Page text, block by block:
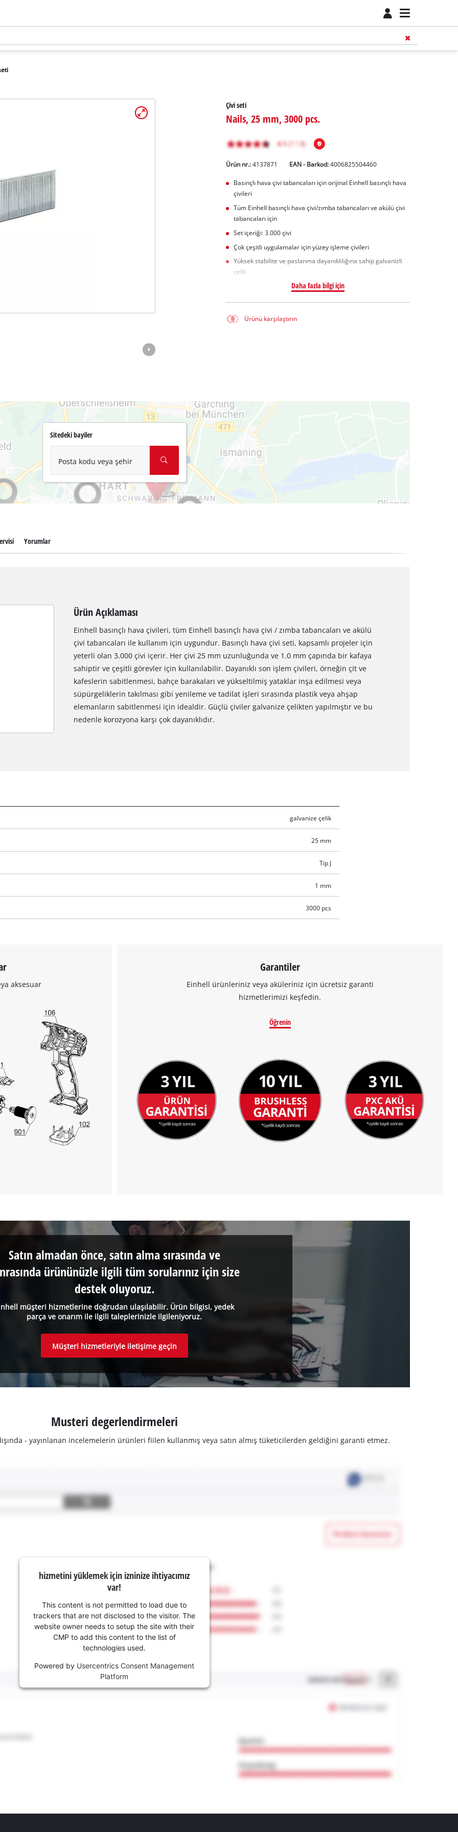
Çivi seti
Nails, 25 mm, 3000 pcs.
Ürün nr.: 4137871 EAN - Barkod:4006825504460
Basınçlı hava çivi tabancaları için orijinal Einhell basınçlı hava
çivileri
Tüm Einhell basınçlı hava çivi/zımba tabancaları ve akülü çivi
tabancaları için
Set içeriği: 3.000 çivi
Çok çeşitli uygulamalar için yüzey işleme çivileri
Yüksek stabilite ve paslanma dayanıklılığına sahip galvanizli
çelik
Daha fazla bilgi için
Ürünü karşılaştırın
Sitedeki bayiler
Posta kodu veya şehir
visitor. The website owner needs to setup
the site with their CMP to add this content
to the list of technologies used.
Powered by
Yorumlar
Ürün Açıklaması
Einhell basınçlı hava çivileri, tüm Einhell basınçlı hava çivi / zımba tabancaları ve akülü
çivi tabancaları ile kullanım için uygundur. Basınçlı hava çivi seti, kapsamlı projeler için
yeterli olan 3.000 çivi içerir. Her çivi 25 mm uzunluğunda ve 1.0 mm çapında bir kafaya
sahiptir ve çeşitli görevler için kullanılabilir. Dayanıklı son işlem çivileri, örneğin çit ve
kafeslerin sabitlenmesi, bahçe barakaları ve yükseltilmiş yataklar inşa edilmesi veya
süpürgeliklerin takılması gibi yenileme ve tadilat işleri sırasında plastik veya ahşap
elemanların sabitlenmesi için idealdir. Güçlü çiviler galvanize çelikten yapılmıştır ve bu
nedenle korozyona karşı çok dayanıklıdır.
galvanize çelik
25 mm
Tip J
1 mm
3000 pcs
aksesuar
Garantiler
Einhell ürünleriniz veya aküleriniz için ücretsiz garanti
hizmetlerimizi keşfedin.
Öğrenin
müşteri hizmetlerine doğrudan ulaşılabilir. Ürün bilgisi, yedek
parça ve onarım ile ilgili taleplerinizle ilgileniyoruz.
Satın almadan önce, satın alma sırasında ve
ürününüzle ilgili tüm sorularınız için size
destek oluyoruz.
Müşteri hizmetleriyle iletişime geçin
Musteri degerlendirmeleri
- yayınlanan incelemelerin ürünleri fiilen kullanmış veya satın almış tüketicilerden geldiğini garanti etmez.
hizmetini yüklemek için izninize ihtiyacımız
var!
This content is not permitted to load due to
trackers that are not disclosed to the visitor. The
website owner needs to setup the site with their
CMP to add this content to the list of
technologies used.
Powered by Usercentrics Consent Management
Platform